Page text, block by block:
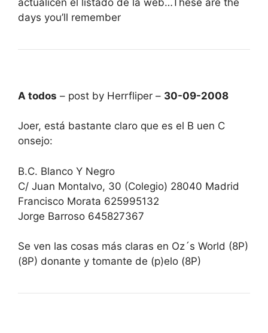
days you’ll remember
A todos – post by Herrfliper – 30-09-2008
Joer, está bastante claro que es el B uen C
onsejo:
B.C. Blanco Y Negro
C/ Juan Montalvo, 30 (Colegio) 28040 Madrid
Francisco Morata 625995132
Jorge Barroso 645827367
Se ven las cosas más claras en Oz´s World (8P)
(8P) donante y tomante de (p)elo (8P)